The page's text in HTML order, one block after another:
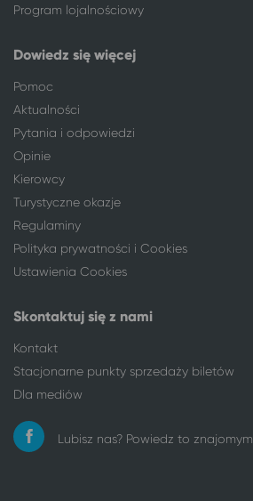
Program lojalnościowy
Dowiedz się więcej
Pomoc
Aktualności
Pytania i odpowiedzi
Opinie
Kierowcy
Turystyczne okazje
Regulaminy
Polityka prywatności i Cookies
Ustawienia Cookies
Skontaktuj się z nami
Kontakt
Stacjonarne punkty sprzedaży biletów
Dla mediów
Lubisz nas? Powiedz to znajomym